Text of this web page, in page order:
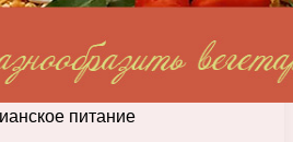
питание